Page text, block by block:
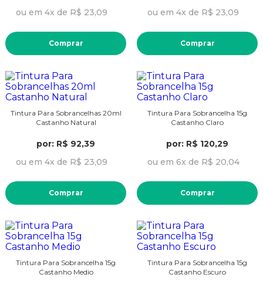
ou em 4x de R$ 23,09
Comprar
ou em 4x de R$ 23,09
Comprar
Tintura Para Sobrancelhas 20ml
Castanho Natural
por: R$ 92,39
ou em 4x de R$ 23,09
Comprar
Tintura Para Sobrancelha 15g
Castanho Claro
por: R$ 120,29
ou em 6x de R$ 20,04
Comprar
Tintura Para Sobrancelha 15g
Castanho Medio
Tintura Para Sobrancelha 15g
Castanho Escuro